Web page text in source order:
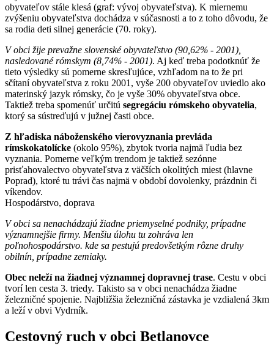
obyvateľov stále klesá (graf: vývoj obyvateľstva). K miernemu
zvýšeniu obyvateľstva dochádza v súčasnosti a to z toho dôvodu, že
sa rodia deti silnej generácie (70. roky).
V obci žije prevažne slovenské obyvateľstvo (90,62% - 2001),
nasledované rómskym (8,74% - 2001). Aj keď treba podotknúť že
tieto výsledky sú pomerne skresľujúce, vzhľadom na to že pri
sčítaní obyvateľstva z roku 2001, vyše 200 obyvateľov uviedlo ako
materinský jazyk rómsky, čo je vyše 30% obyvateľstva obce.
Taktiež treba spomenúť určitú segregáciu rómskeho obyvatelia,
ktorý sa sústreďujú v južnej časti obce.
Z hľadiska náboženského vierovyznania prevláda
rímskokatolícke (okolo 95%), zbytok tvoria najmä ľudia bez
vyznania. Pomerne veľkým trendom je taktiež sezónne
prisťahovalectvo obyvateľstva z väčších okolitých miest (hlavne
Poprad), ktoré tu trávi čas najmä v období dovolenky, prázdnin či
víkendov.
Hospodárstvo, doprava
V obci sa nenachádzajú žiadne priemyselné podniky, prípadne
významnejšie firmy. Menšiu úlohu tu zohráva len
poľnohospodárstvo. kde sa pestujú predovšetkým rôzne druhy
obilnín, prípadne zemiaky.
Obec neleží na žiadnej významnej dopravnej trase. Cestu v obci
tvorí len cesta 3. triedy. Takisto sa v obci nenachádza žiadne
železničné spojenie. Najbližšia železničná zástavka je vzdialená 3km
a leží v obvi Vydrník.
Cestovný ruch v obci Betlanovce